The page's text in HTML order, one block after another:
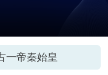
一帝秦始皇